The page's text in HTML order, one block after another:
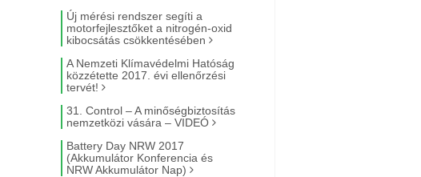
Új mérési rendszer segíti a
motorfejlesztőket a nitrogén-oxid
kibocsátás csökkentésében
A Nemzeti Klímavédelmi Hatóság
közzétette 2017. évi ellenőrzési
tervét!
31. Control – A minőségbiztosítás
nemzetközi vására – VIDEÓ
Battery Day NRW 2017
(Akkumulátor Konferencia és
NRW Akkumulátor Nap)